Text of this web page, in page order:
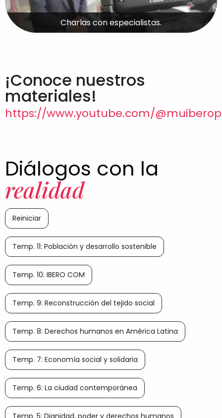
Nuestro alumnado toma la palabra.
¡Conoce nuestros
materiales!
https://www.youtube.com/
Diálogos con la
realidad
Reiniciar
Temp. 11: Población y desarrollo sostenible
Temp. 10: IBERO COM
Temp. 9: Reconstrucción del tejido social
Temp. 8: Derechos humanos en América Latina
Temp. 7: Economía social y solidaria
Temp. 6: La ciudad contemporánea